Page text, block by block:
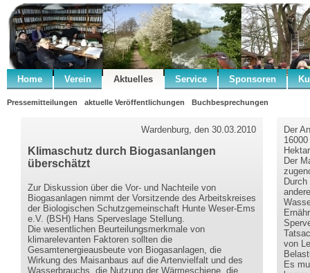
Home Verein Aktuelles Service Sponsoren
Pressemitteilungen aktuelle Veröffentlichungen Buchbesprechungen
Wardenburg, den 30.03.2010
Klimaschutz durch Biogasanlangen
überschätzt
Zur Diskussion über die Vor- und Nachteile von
Biogasanlagen nimmt der Vorsitzende des Arbeitskreises
der Biologischen Schutzgemeinschaft Hunte Weser-Ems
e.V. (BSH) Hans Sperveslage Stellung.
Die wesentlichen Beurteilungsmerkmale von
klimarelevanten Faktoren sollten die
Gesamtenergieausbeute von Biogasanlagen, die
Wirkung des Maisanbaus auf die Artenvielfalt und des
Wasserbrauchs, die Nutzung der Wärmeschiene, die
Der
Der
von
Es